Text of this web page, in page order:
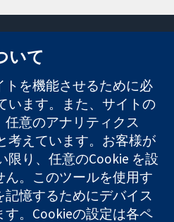
Cavendish
Kingdom
お問い合わせ
ニュース
広報
コクランにつ
いて
採用
Cochrane
Library
いて
を機能させるために必
います。また、サイトの
意のアナリティクス
考えています。お客様が
限り、任意のCookie を設
。このツールを使用す
憶するためにデバイス
す。Cookieの設定は各ペ